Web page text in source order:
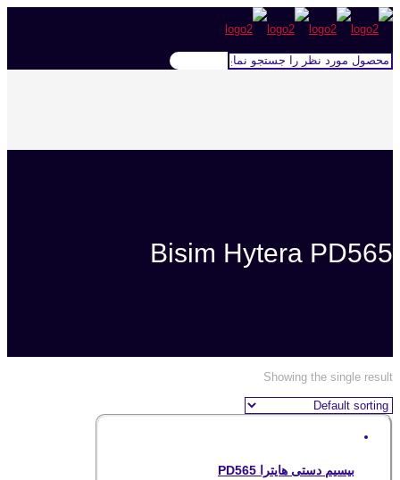
Bisim Hytera PD565
Showing the single result
بیسیم دستی هایترا PD565